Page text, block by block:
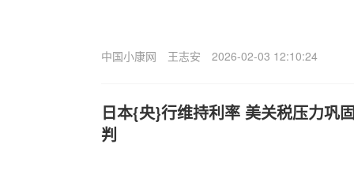
中国小康网 王志安 2026-02-03 12:10:24
日本{央}行维持利率 美关税压力巩
判